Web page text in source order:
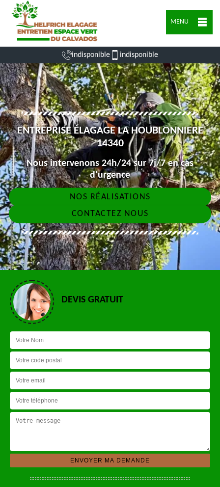
MENU
indisponible indisponible
ENTREPRISE ÉLAGAGE LA HOUBLONNIERE
14340
Nous intervenons 24h/24 sur 7j/7 en cas
d'urgence
NOS RÉALISATIONS
CONTACTEZ NOUS
DEVIS GRATUIT